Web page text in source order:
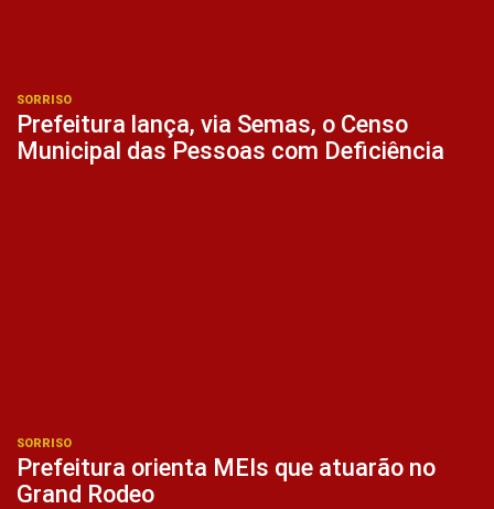
SORRISO
Prefeitura lança, via Semas, o Censo
Municipal das Pessoas com Deficiência
SORRISO
Prefeitura orienta MEIs que atuarão no
Grand Rodeo